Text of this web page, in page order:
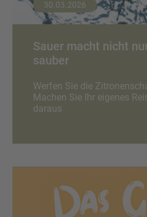
30.03.2026
Sauer macht nicht
sauber
Werfen Sie die
Machen Sie Ihr eigenes
daraus